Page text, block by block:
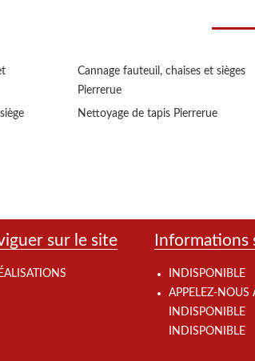
Cannage fauteuil, chaises et sièges
Pierrerue
Nettoyage de tapis Pierrerue
sur le site
INDISPONIBLE
APPELEZ-NOUS
INDISPONIBLE
INDISPONIBLE